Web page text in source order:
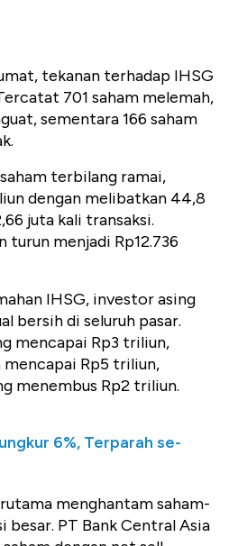
tekanan terhadap IHSG
701 saham melemah,
sementara 166 saham
terbilang ramai,
dengan melibatkan 44,8
juta kali transaksi.
turun menjadi Rp12.736
IHSG, investor asing
bersih di seluruh pasar.
mencapai Rp3 triliun,
Rp5 triliun,
menembus Rp2 triliun.
6%, Terparah se-
menghantam saham-
besar. PT Bank Central Asia